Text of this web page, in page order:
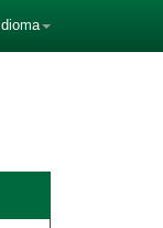
Idioma